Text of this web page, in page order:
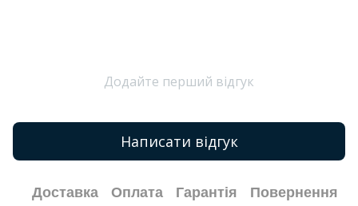
Додайте перший відгук
Написати відгук
Доставка Оплата Гарантія Повернення